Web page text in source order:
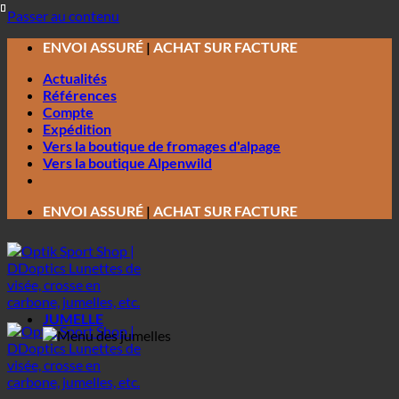
Passer au contenu
ENVOI ASSURÉ | ACHAT SUR FACTURE
Actualités
Références
Compte
Expédition
Vers la boutique de fromages d'alpage
Vers la boutique Alpenwild
ENVOI ASSURÉ | ACHAT SUR FACTURE
JUMELLE